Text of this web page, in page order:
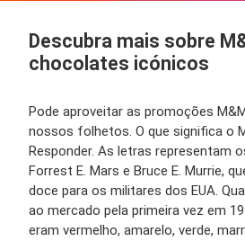
Descubra mais sobre
chocolates icónicos
Pode aproveitar as promoções
nossos folhetos. O que significa o
Responder. As letras representam
Forrest E. Mars e Bruce E. Murrie,
doce para os militares dos EUA.
ao mercado pela primeira vez em
eram vermelho, amarelo, verde,